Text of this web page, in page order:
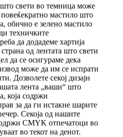
свети во темница може
повеќекратно мастило што
обично е зелено мастило
техничките
да додадеме хартија
од лентата што свети
да се осигураме дека
може да им се испрати
Дозволете секој дизајн
лента „ваши“ што
која содржи
за да ги истакне шарите
Секоја од нашите
CMYK отпечатоци во
во текот на денот.